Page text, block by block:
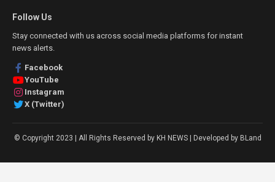
Follow Us
Stay connected with us across social media platforms for instant
news alerts.
Facebook
YouTube
Instagram
X (Twitter)
© Copyright 2023 | All Rights Reserved by KH NEWS | Developed by BLand